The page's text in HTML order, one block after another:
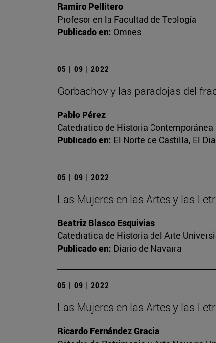
Ramiro Pellitero
Profesor en la Facultad de Teología
Publicado en: Omnes
05 | 09 | 2022
Gorbachov y las paradojas del
Pablo Pérez
Catedrático de Historia Contemporánea
Publicado en: El Norte de Castilla, El
05 | 09 | 2022
Las Mujeres en las Artes y las
Beatriz Blasco Esquivias
Catedrática de Historia del Arte
Publicado en: Diario de Navarra
05 | 09 | 2022
Las Mujeres en las Artes y las
Ricardo Fernández Gracia